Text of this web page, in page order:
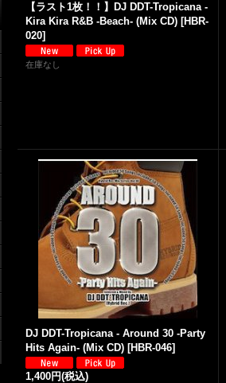
【ラスト1枚！！】DJ DDT-Tropicana -
Kira Kira R&B -Beach- (Mix CD) [HBR-
020]
在庫なし
DJ DDT-Tropicana - Around 30 -Party
Hits Again- (Mix CD) [HBR-046]
1,400円(税込)